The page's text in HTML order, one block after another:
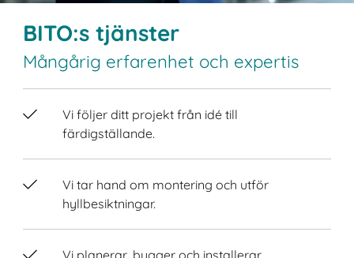
BITO:s tjänster
Mångårig erfarenhet och expertis
Vi följer ditt projekt från idé till
färdigställande.
Vi tar hand om montering och utför
hyllbesiktningar.